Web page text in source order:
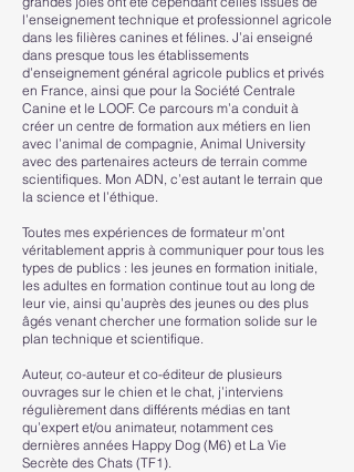
l’enseignement technique et professionnel agricole
dans les filières canines et félines. J’ai enseigné
dans presque tous les établissements
d’enseignement général agricole publics et privés
en France, ainsi que pour la Société Centrale
Canine et le LOOF. Ce parcours m’a conduit à
créer un centre de formation aux métiers en lien
avec l’animal de compagnie, Animal University
avec des partenaires acteurs de terrain comme
scientifiques. Mon ADN, c’est autant le terrain que
la science et l’éthique.
Toutes mes expériences de formateur m’ont
véritablement appris à communiquer pour tous les
types de publics : les jeunes en formation initiale,
les adultes en formation continue tout au long de
leur vie, ainsi qu’auprès des jeunes ou des plus
âgés venant chercher une formation solide sur le
plan technique et scientifique.
Auteur, co-auteur et co-éditeur de plusieurs
ouvrages sur le chien et le chat, j’interviens
régulièrement dans différents médias en tant
qu’expert et/ou animateur, notamment ces
dernières années Happy Dog (M6) et La Vie
Secrète des Chats (TF1).